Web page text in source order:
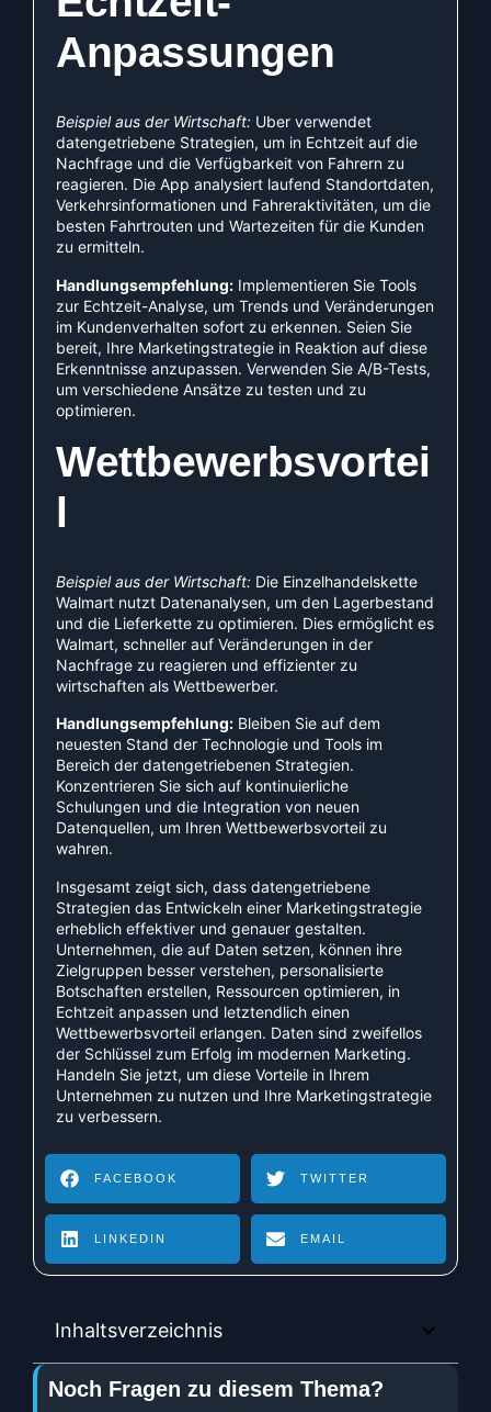
Anpassungen
Beispiel aus der Wirtschaft: Uber verwendet
datengetriebene Strategien, um in Echtzeit auf die
Nachfrage und die Verfügbarkeit von Fahrern zu
reagieren. Die App analysiert laufend Standortdaten,
Verkehrsinformationen und Fahreraktivitäten, um die
besten Fahrtrouten und Wartezeiten für die Kunden
zu ermitteln.
Handlungsempfehlung: Implementieren Sie Tools
zur Echtzeit-Analyse, um Trends und Veränderungen
im Kundenverhalten sofort zu erkennen. Seien Sie
bereit, Ihre Marketingstrategie in Reaktion auf diese
Erkenntnisse anzupassen. Verwenden Sie A/B-Tests,
um verschiedene Ansätze zu testen und zu
optimieren.
Wettbewerbsvortei
l
Beispiel aus der Wirtschaft: Die Einzelhandelskette
Walmart nutzt Datenanalysen, um den Lagerbestand
und die Lieferkette zu optimieren. Dies ermöglicht es
Walmart, schneller auf Veränderungen in der
Nachfrage zu reagieren und effizienter zu
wirtschaften als Wettbewerber.
Handlungsempfehlung: Bleiben Sie auf dem
neuesten Stand der Technologie und Tools im
Bereich der datengetriebenen Strategien.
Konzentrieren Sie sich auf kontinuierliche
Schulungen und die Integration von neuen
Datenquellen, um Ihren Wettbewerbsvorteil zu
wahren.
Insgesamt zeigt sich, dass datengetriebene
Strategien das Entwickeln einer Marketingstrategie
erheblich effektiver und genauer gestalten.
Unternehmen, die auf Daten setzen, können ihre
Zielgruppen besser verstehen, personalisierte
Botschaften erstellen, Ressourcen optimieren, in
Echtzeit anpassen und letztendlich einen
Wettbewerbsvorteil erlangen. Daten sind zweifellos
der Schlüssel zum Erfolg im modernen Marketing.
Handeln Sie jetzt, um diese Vorteile in Ihrem
Unternehmen zu nutzen und Ihre Marketingstrategie
zu verbessern.
FACEBOOK TWITTER
LINKEDIN EMAIL
Inhaltsverzeichnis
Noch Fragen zu diesem Thema?